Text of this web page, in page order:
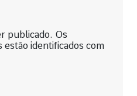
publicado. Os
identificados com